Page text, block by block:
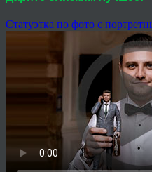
Статуэтка по фото с